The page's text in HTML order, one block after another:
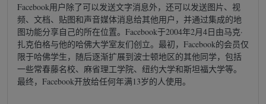
Facebook用户除了可以发送文字消息外，还可以发送图片、视
频、文档、贴图和声音媒体消息给其他用户，并通过集成的地
图功能分享自己的所在位置。Facebook于2004年2月4日由马克·
扎克伯格与他的哈佛大学室友们创立。最初，Facebook的会员仅
限于哈佛学生，随后逐渐扩展到波士顿地区的其他同学，包括
一些常春藤名校、麻省理工学院、纽约大学和斯坦福大学等。
最终，Facebook开放给任何年满13岁的人使用。